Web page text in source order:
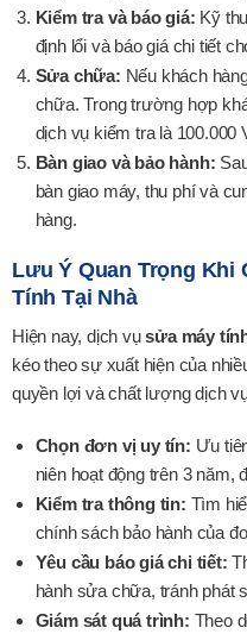
Kiểm tra và báo giá: Kỹ
định lổi và báo giá chi tiết
Sửa chữa: Nếu khách
chữa. Trong trường hợp
dịch vụ kiểm tra là 100.000
Bàn giao và bảo hành:
bàn giao máy, thu phí và
hàng.
Lưu Ý Quan Trọng Khi
Tính Tại Nhà
Hiện nay, dịch vụsửa máy
kéo theo sự xuất hiện của
quyền lợi và chất lượng dịch
Chọn đơn vị uy tín: Ưu
niên hoạt động trên 3 năm,
Kiểm tra thông tin: Tìm
chính sách bảo hành của
Yêu cầu báo giá chi tiết:
hành sửa chữa, tránh phát
Giám sát quá trình: Theo